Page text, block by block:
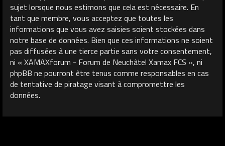
sujet lorsque nous estimons que cela est nécessaire. En
tant que membre, vous acceptez que toutes les
informations que vous avez saisies soient stockées dans
notre base de données. Bien que ces informations ne soient
pas diffusées à une tierce partie sans votre consentement,
ni « XAMAXforum - Forum de Neuchâtel Xamax FCS », ni
phpBB ne pourront être tenus comme responsables en cas
de tentative de piratage visant à compromettre les
données.